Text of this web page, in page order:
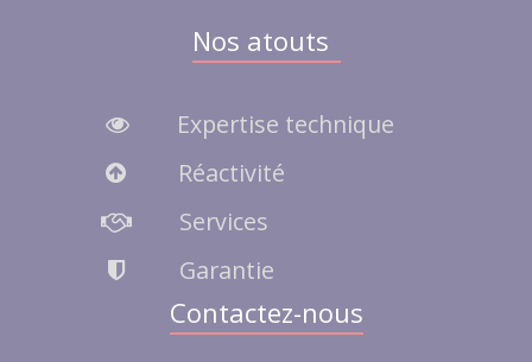
Nos atouts
Expertise technique
Réactivité
Services
Garantie
Contactez-nous